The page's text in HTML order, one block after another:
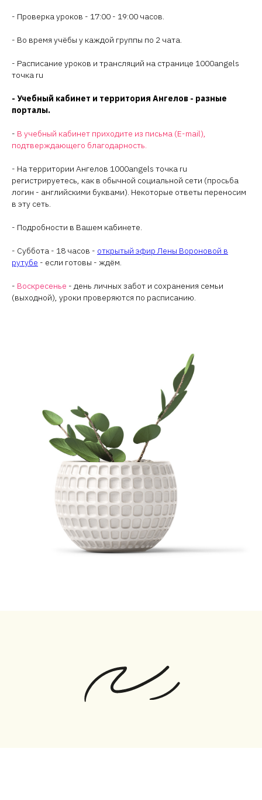
- Проверка уроков - 17:00 - 19:00 часов.
- Во время учёбы у каждой группы по 2 чата.
- Расписание уроков и трансляций на странице 1000angels
точка ru
- Учебный кабинет и территория Ангелов - разные
порталы.
- В учебный кабинет приходите из письма (E-mail),
подтверждающего благодарность.
- На территории Ангелов 1000angels точка ru
регистрируетесь, как в обычной социальной сети (просьба
логин - английскими буквами). Некоторые ответы переносим
в эту сеть.
- Подробности в Вашем кабинете.
- Суббота - 18 часов - открытый эфир Лены Вороновой в
рутубе - если готовы - ждём.
- Воскресенье - день личных забот и сохранения семьи
(выходной), уроки проверяются по расписанию.